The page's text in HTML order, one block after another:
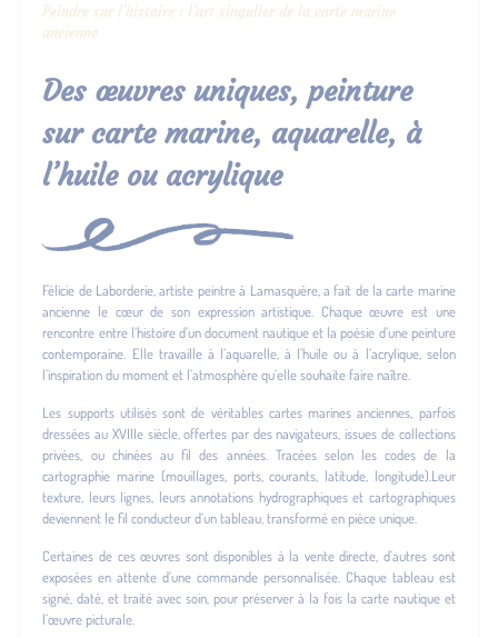
Peindre sur l’histoire : l’art singulier de la carte marine
ancienne
Des œuvres uniques, peinture
sur carte marine, aquarelle, à
l’huile ou acrylique
Félicie de Laborderie, artiste peintre à Lamasquère, a fait de la carte marine
ancienne le cœur de son expression artistique. Chaque œuvre est une
rencontre entre l’histoire d’un document nautique et la poésie d’une peinture
contemporaine. Elle travaille à l’aquarelle, à l’huile ou à l’acrylique, selon
l’inspiration du moment et l’atmosphère qu’elle souhaite faire naître.
Les supports utilisés sont de véritables cartes marines anciennes, parfois
dressées au XVIIIe siècle, offertes par des navigateurs, issues de collections
privées, ou chinées au fil des années. Tracées selon les codes de la
cartographie marine (mouillages, ports, courants, latitude, longitude).Leur
texture, leurs lignes, leurs annotations hydrographiques et cartographiques
deviennent le fil conducteur d’un tableau, transformé en pièce unique.
Certaines de ces œuvres sont disponibles à la vente directe, d’autres sont
exposées en attente d’une commande personnalisée. Chaque tableau est
signé, daté, et traité avec soin, pour préserver à la fois la carte nautique et
l’œuvre picturale.